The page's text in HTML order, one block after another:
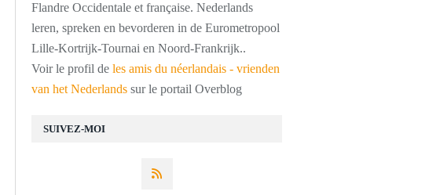
SUIVEZ-MOI
Flandre Occidentale et française. Nederlands
leren, spreken en bevorderen in de Eurometropool
Lille-Kortrijk-Tournai en Noord-Frankrijk..
Voir le profil de les amis du néerlandais - vrienden
van het Nederlands sur le portail Overblog